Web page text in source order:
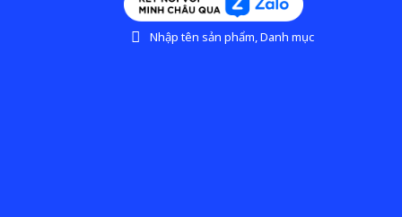
Nhập tên sản phẩm, Danh mục